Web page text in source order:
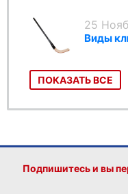
25
Виды
ПОКАЗАТЬ ВСЕ
Подпишитесь и вы